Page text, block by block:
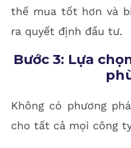
thế mua tốt hơn và
ra quyết định đầu tư.
Bước 3: Lựa
Không có phương
cho tất cả mọi công